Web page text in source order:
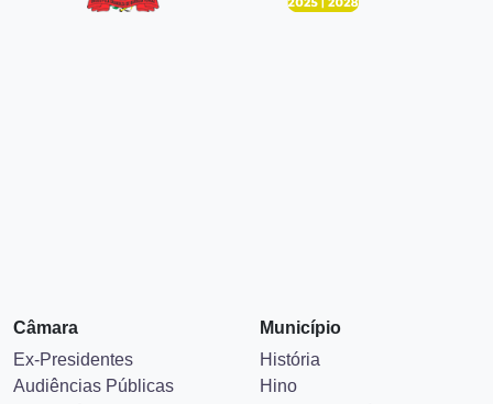
Câmara
Ex-Presidentes
Audiências Públicas
Município
História
Hino